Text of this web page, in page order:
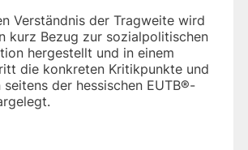
Verständnis der Tragweite wird
kurz Bezug zur sozialpolitischen
hergestellt und in einem
die konkreten Kritikpunkte und
seitens der hessischen EUTB®-